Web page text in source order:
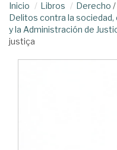
Inicio Libros Derecho /
Delitos contra la sociedad,
y la Administración de
justiça